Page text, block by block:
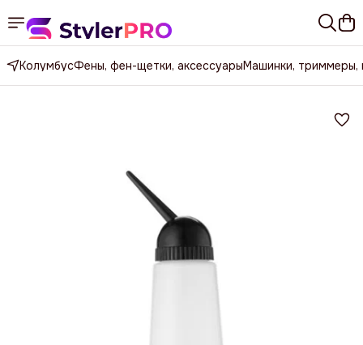
КолумбусФены, фен-щетки, аксессуарыМашинки, триммеры,